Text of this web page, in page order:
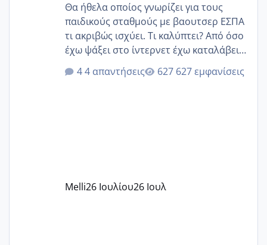
Θα ήθελα οποίος γνωρίζει για τους
παιδικούς σταθμούς με βαουτσερ ΕΣΠΑ
τι ακριβώς ισχύει. Τι καλύπτει? Από όσο
έχω ψάξει στο ίντερνετ έχω καταλάβει
ότι το βαουτσερ καλύπτει όλα τα
δίδακτρα και τα τροφεια του ιδιωτικού
Εγώ πήγα σε έναν ιδιωτικό παιδικό στ
4 απαντήσεις 627 εμφανίσεις
Melli26 Ιουλίου26 Ιουλ